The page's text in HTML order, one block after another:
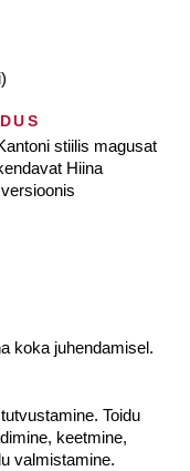
stiilis magusat
Hiina
koka juhendamisel.
Toidu
keetmine,
valmistamine.